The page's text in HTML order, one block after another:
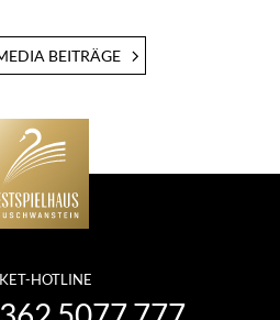
BEITRÄGE
HOTLINE